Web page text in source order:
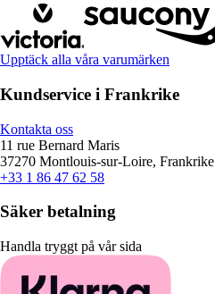
Upptäck alla våra varumärken
Kundservice i Frankrike
Kontakta oss
11 rue Bernard Maris
37270 Montlouis-sur-Loire, Frankrike
+33 1 86 47 62 58
Säker betalning
Handla tryggt på vår sida